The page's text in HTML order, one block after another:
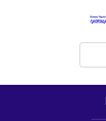
Поиск: